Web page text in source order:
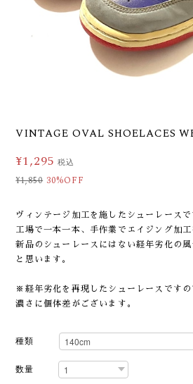
VINTAGE OVAL SHOELACES
¥1,295 税込
¥1,850 30%OFF
ヴィンテージ加工を施したシューレースで
工場で一本一本、手作業でエイジング加工
新品のシューレースにはない経年劣化の
と思います。
※経年劣化を再現したシューレースです
濃さに個体差がございます。
種類
数量